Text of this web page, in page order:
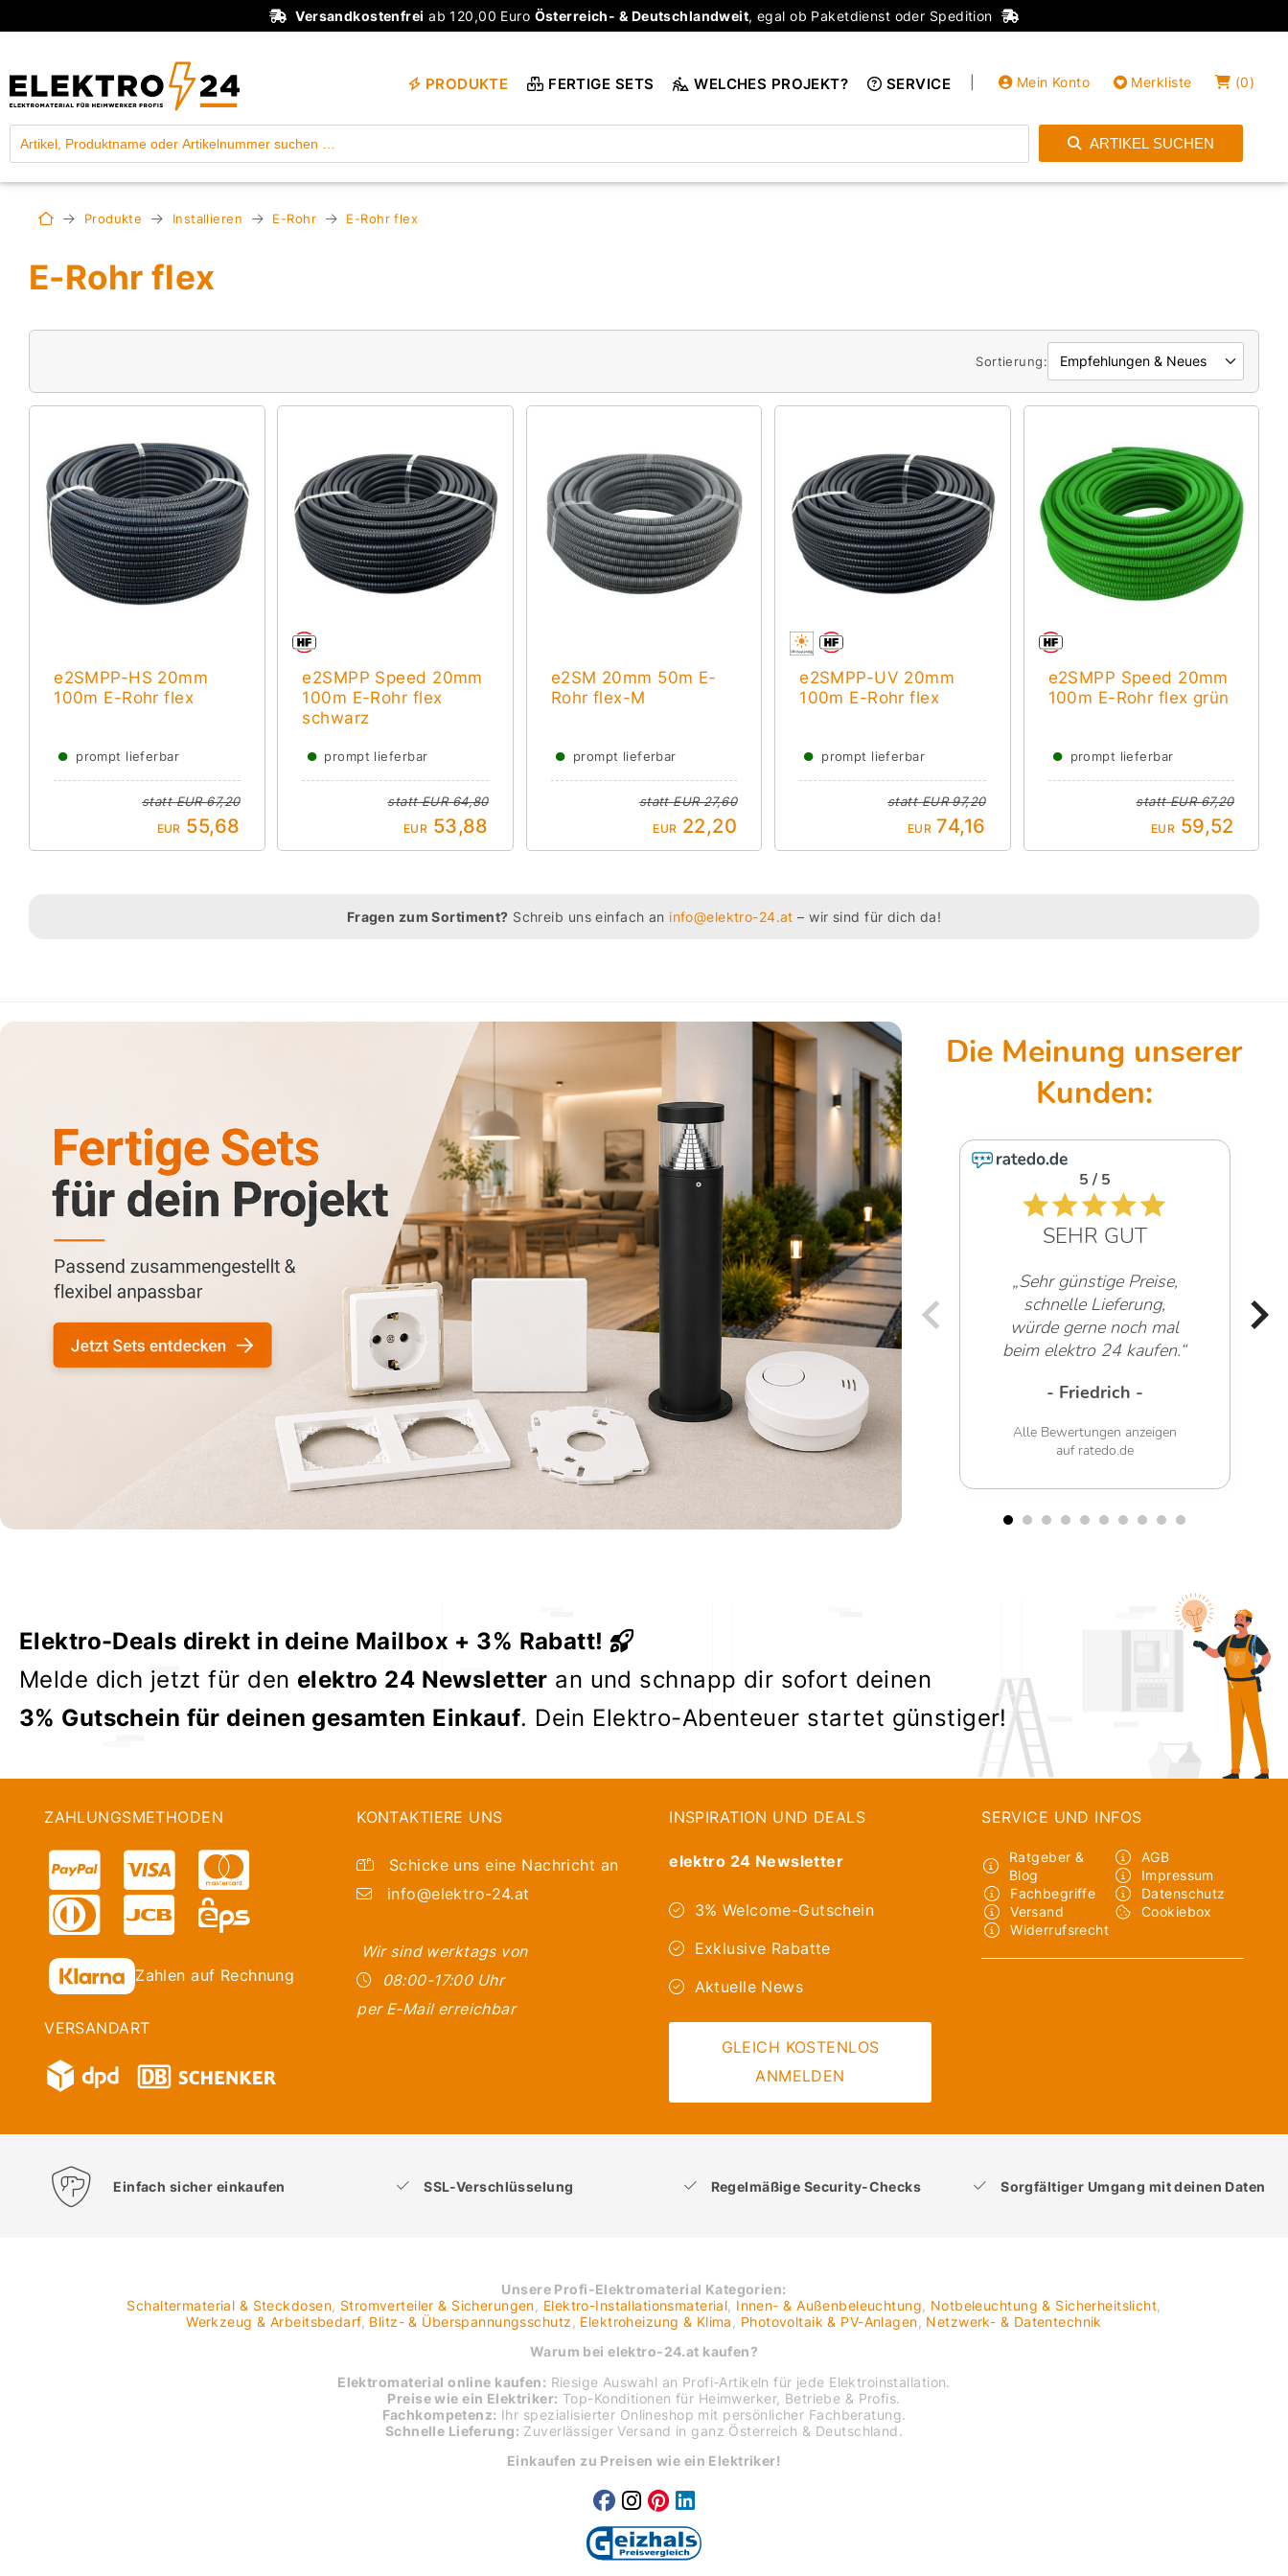
Versandkostenfrei ab 120,00 Euro Österreich- & Deutschlandweit, egal ob Paketdienst oder Spedition
Mein Konto
Einloggen
Merkliste (0)
PRODUKTE FERTIGE SETS WELCHES PROJEKT? SERVICE
ARTIKEL SUCHEN
Produkte Installieren E-Rohr E-Rohr flex
E-Rohr flex
Sortierung:
e2SMPP-HS 20mm
100m E-Rohr flex
● prompt lieferbar
stattEUR 67,20
EUR 55,68
e2SMPP Speed 20mm
100m E-Rohr flex
schwarz
● prompt lieferbar
stattEUR 64,80
EUR 53,88
e2SM 20mm 50m E-
Rohr flex-M
● prompt lieferbar
stattEUR 27,60
EUR 22,20
e2SMPP-UV 20mm
100m E-Rohr flex
● prompt lieferbar
stattEUR 97,20
EUR74,16
e2SMPP Speed 20mm
100m E-Rohr flex grün
● prompt lieferbar
stattEUR 67,20
EUR 59,52
Fragen zum Sortiment? Schreib uns einfach an info@elektro-24.at – wir sind für dich da!
5 / 5
SEHR GUT
„Sehr günstige Preise,
schnelle Lieferung,
würde gerne noch mal
beim elektro 24 kaufen.“
- Friedrich -
Alle Bewertungen anzeigen
auf ratedo.de
Elektro-Deals direkt in deine Mailbox + 3% Rabatt!
Melde dich jetzt für den elektro 24 Newsletter an und schnapp dir sofort deinen
3% Gutschein für deinen gesamten Einkauf. Dein Elektro-Abenteuer startet günstiger!
ZAHLUNGSMETHODEN
Zahlen auf Rechnung
VERSANDART
KONTAKTIERE UNS
Schicke uns eine Nachricht an
info@elektro-24.at
Wir sind werktags von
08:00-17:00 Uhr
per E-Mail erreichbar
INSPIRATION UND DEALS
elektro 24 Newsletter
3% Welcome-Gutschein
Exklusive Rabatte
Aktuelle News
GLEICH KOSTENLOS
ANMELDEN
SERVICE UND INFOS
Ratgeber &
Blog
Fachbegriffe
Versand
Widerrufsrecht
AGB
Impressum
Datenschutz
Cookiebox
Einfach sicher einkaufen SSL-Verschlüsselung Regelmäßige Security-Checks Sorgfältiger Umgang mit deinen Daten
Unsere Profi-Elektromaterial Kategorien:
Schaltermaterial & Steckdosen, Stromverteiler & Sicherungen Elektro-Installationsmaterial Innen- & Außenbeleuchtung Notbeleuchtung & Sicherheitslicht
Werkzeug & Arbeitsbedarf, Blitz- & Überspannungsschutz Elektroheizung & Klima Photovoltaik & PV-Anlagen Netzwerk- & Datentechnik
Warum bei elektro-24.at kaufen?
Elektromaterial online kaufen: Riesige Auswahl an Profi-Artikeln für jede Elektroinstallation.
Preise wie ein Elektriker: Top-Konditionen für Heimwerker, Betriebe & Profis.
Fachkompetenz: Ihr spezialisierter Onlineshop mit persönlicher Fachberatung.
Schnelle Lieferung: Zuverlässiger Versand in ganz Österreich & Deutschland.
Einkaufen zu Preisen wie ein Elektriker!